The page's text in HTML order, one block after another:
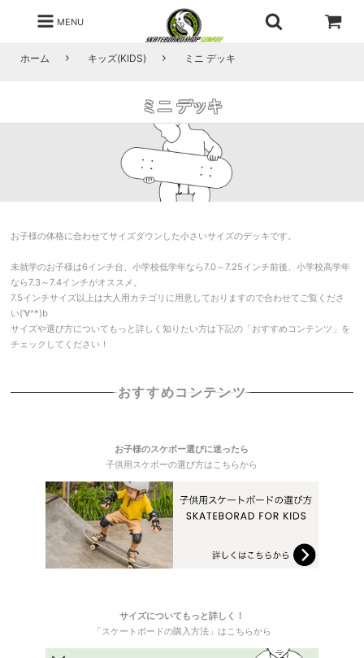
MENU
ホーム キッズ(KIDS) ミニ デッキ
ミニ デッキ
お子様の体格に合わせてサイズダウンした小さいサイズのデッキです。
未就学のお子様は6インチ台、小学校低学年なら7.0～7.25インチ前後、小学校高学年
なら7.3～7.4インチがオススメ。
7.5インチサイズ以上は大人用カテゴリに用意しておりますので合わせてご覧くださ
い('∀^*)b
サイズや選び方についてもっと詳しく知りたい方は下記の「おすすめコンテンツ」を
チェックしてください！
おすすめコンテンツ
お子様のスケボー選びに迷ったら
子供用スケボーの選び方はこちらから
サイズについてもっと詳しく！
「スケートボードの購入方法」はこちらから